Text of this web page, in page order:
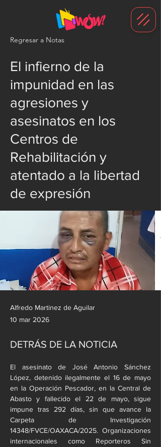
Regresar a Notas
El infierno de la
impunidad en las
agresiones y
asesinatos en los
Centros de
Rehabilitación y
atentado a la libertad
de expresión
Alfredo Martinez de Aguilar
10 mar 2026
DETRÁS DE LA NOTICIA
El asesinato de José Antonio Sánchez
López, detenido ilegalmente el 16 de mayo
en la Operación Pescador, en la Central de
Abasto y fallecido el 22 de mayo, sigue
impune tras 292 días, sin que avance la
Carpeta de Investigación
14348/FVCE/OAXACA/2025. Organizaciones
internacionales como Reporteros Sin